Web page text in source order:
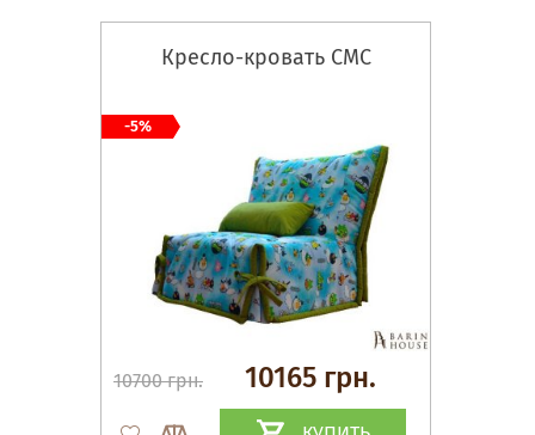
Кресло-кровать СМС
10700 грн. 10165 грн.
-5%